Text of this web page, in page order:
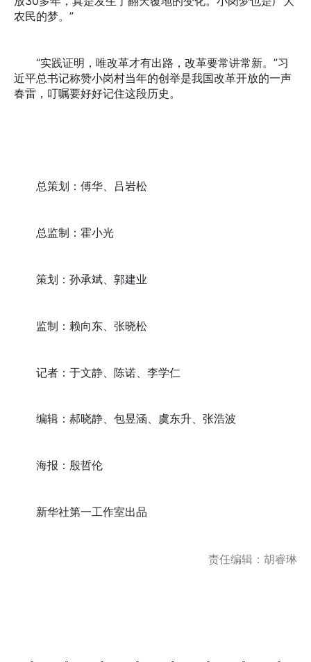
农民的梦。”
“实践证明，唯改革才有出路，改革要常讲常新。”习
近平总书记称赞小岗村当年的创举是我国改革开放的一声
春雷，叮嘱要好好记住这段历史。
总策划：傅华、吕岩松
总监制：霍小光
策划：孙承斌、郭建业
监制：赖向东、张晓松
记者：于文静、陈诺、李学仁
编辑：郝晓静、包昱涵、虞东升、张浩波
海报：殷哲伦
新华社第一工作室出品
责任编辑：胡睿琳